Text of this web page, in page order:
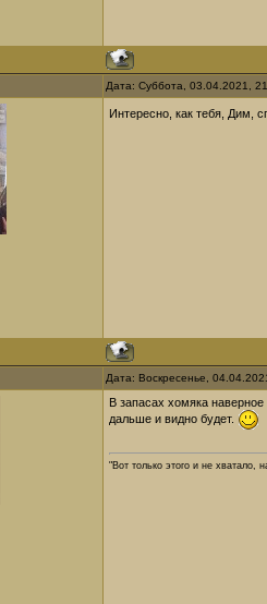
Дата: Суббота, 03.04.2021,
Интересно, как тебя, Дим,
Дата: Воскресенье,
В запасах хомяка наверное
дальше и видно будет.
"Вот только этого и не